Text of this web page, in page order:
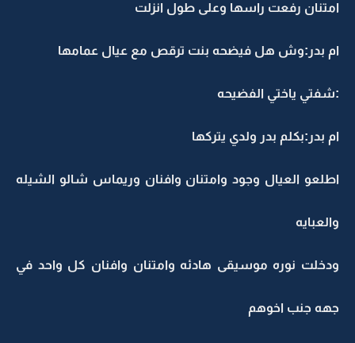
امتنان رفعت راسها وعلى طول انزلت
ام بدر:وش هل فيضحه بنت ترقص مع عيال عمامها
:شفتي ياختي الفضيحه
ام بدر:بكلم بدر ولدي يتركها
اطلعو العيال وجود وامتنان وافنان وريماس شالو الشيله
والعبايه
ودخلت نوره موسيقى هادئه وامتنان وافنان كل واحد في
جهه جنب اخوهم